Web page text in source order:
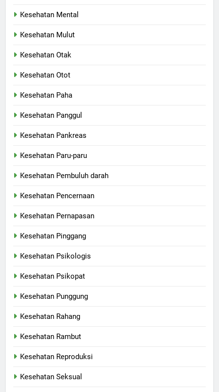
Kesehatan Mental
Kesehatan Mulut
Kesehatan Otak
Kesehatan Otot
Kesehatan Paha
Kesehatan Panggul
Kesehatan Pankreas
Kesehatan Paru-paru
Kesehatan Pembuluh darah
Kesehatan Pencernaan
Kesehatan Pernapasan
Kesehatan Pinggang
Kesehatan Psikologis
Kesehatan Psikopat
Kesehatan Punggung
Kesehatan Rahang
Kesehatan Rambut
Kesehatan Reproduksi
Kesehatan Seksual